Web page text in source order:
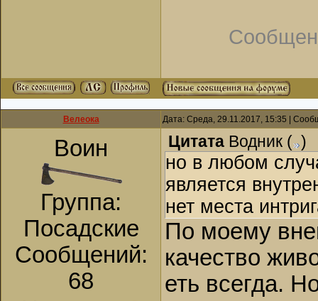
Велеока Дата: Среда, 29.11.2017, 15:35 |
Воин
Группа:
Посадские
Сообщений:
68
Цитата Водник ( )
но в любом
является
нет места
По моему
качество
еть всегда.